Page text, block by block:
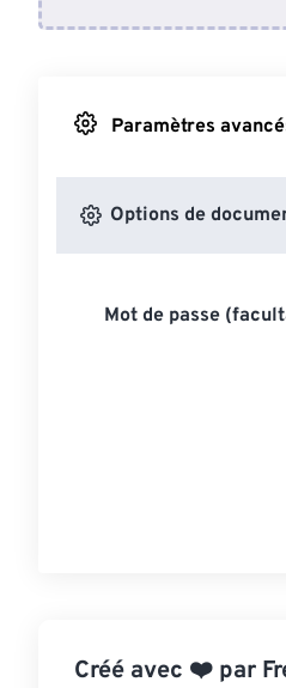
Paramètres
Options de
Mot de passe
Créé avec ❤️ par